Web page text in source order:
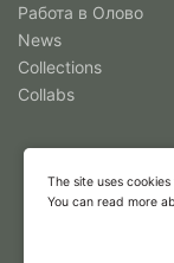
The site uses
You can read more
Работа в Олово
News
Collections
Collabs